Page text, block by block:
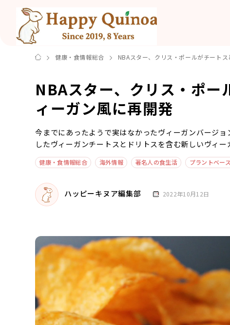
健康・食情報総合 NBAスター、クリス・ポールがチート
NBAスター、クリス・ポー
ィーガン風に再開発
今までにあったようで実はなかったヴィーガンバージ
したヴィーガンチートスとドリトスを含む新しいヴィ
健康・食情報総合 海外情報 著名人の食生活 プラントベー
ハッピーキヌア編集部 2022年10月12日